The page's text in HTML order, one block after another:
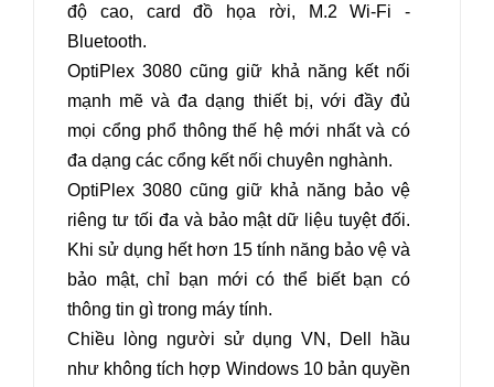
độ cao, card đồ họa rời, M.2 Wi-Fi -
Bluetooth.
OptiPlex 3080 cũng giữ khả năng kết nối
mạnh mẽ và đa dạng thiết bị, với đầy đủ
mọi cổng phổ thông thế hệ mới nhất và có
đa dạng các cổng kết nối chuyên nghành.
OptiPlex 3080 cũng giữ khả năng bảo vệ
riêng tư tối đa và bảo mật dữ liệu tuyệt đối.
Khi sử dụng hết hơn 15 tính năng bảo vệ và
bảo mật, chỉ bạn mới có thể biết bạn có
thông tin gì trong máy tính.
Chiều lòng người sử dụng VN, Dell hầu
như không tích hợp Windows 10 bản quyền